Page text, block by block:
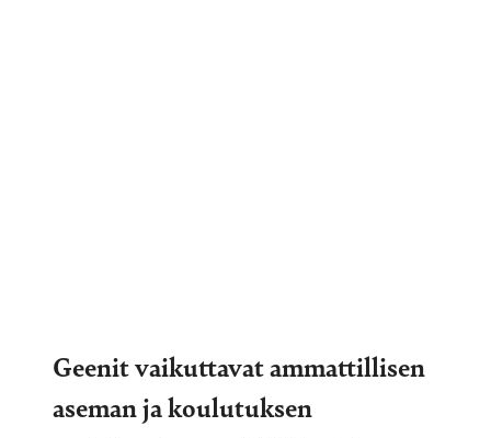
Geenit vaikuttavat ammattillisen
aseman ja koulutuksen